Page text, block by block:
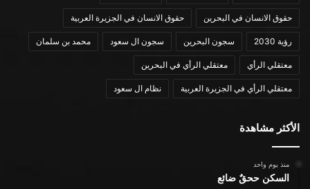
حقوق الانسان في البحرين حقوق الانسان في الجزيرة العربية
رؤية 2030 سجون البحرين سجون ال سعود محمد بن سلمان
معتقلي الرأي معتقلي الرأي في البحرين
معتقلي الرأي في الجزيرة العربية نظام ال سعود
الأكثر مشاهدة
منذ يوم واحد
السكن ححقٌ ضائع